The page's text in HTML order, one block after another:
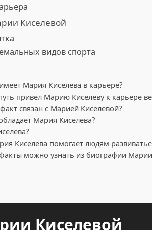
Киселевой
видов спорта
Мария Киселева в карьере?
привел Марию Киселеву к карьере
связан с Марией Киселевой?
Мария Киселева?
Киселева помогает людям
можно узнать из биографии
Киселевой